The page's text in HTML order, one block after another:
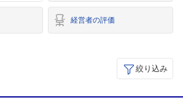
経営者の評価
絞り込み